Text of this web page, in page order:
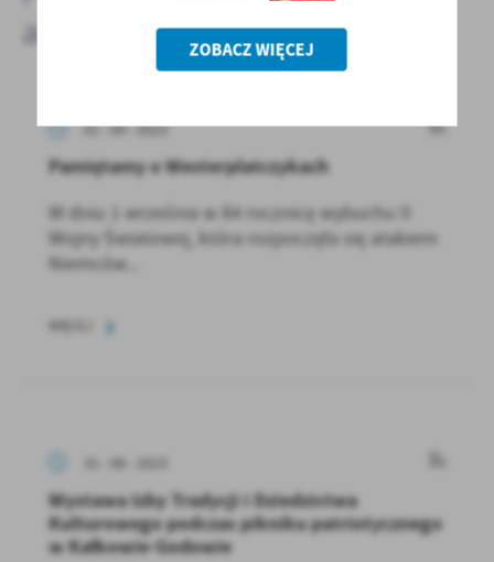
aktualności
01 - 09 - 2023
Pamiętamy o Westerplatczykach
W dniu 1 września w 84 rocznicę wybuchu II
Wojny Światowej, która rozpoczęła się atakiem
Niemców...
31 - 08 - 2023
Wystawa Izby Tradycji i Dziedzictwa
Kulturowego podczas pikniku patriotycznego
w Kałkowie-Godowie
ZOBACZ WIĘCEJ